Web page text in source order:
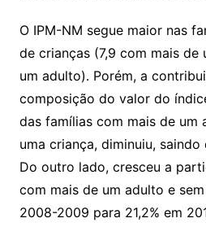
O IPM-NM segue maior nas
de crianças (7,9 com mais de
um adulto). Porém, a
composição do valor do
das famílias com mais de um
uma criança, diminuiu, saindo
Do outro lado, cresceu a
com mais de um adulto e
2008-2009 para 21,2% em